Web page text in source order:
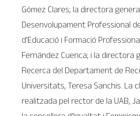
Gómez Clares; la directora
Desenvolupament Professional
d’Educació i Formació
Fernández Cuenca; i la directora
Recerca del Departament de
Universitats, Teresa Sanchis. La
realitzada pel rector de la UAB,